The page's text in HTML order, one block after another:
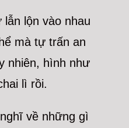
lộn vào nhau
mà tự trấn an
nhiên, hình như
lì rồi.
về những gì